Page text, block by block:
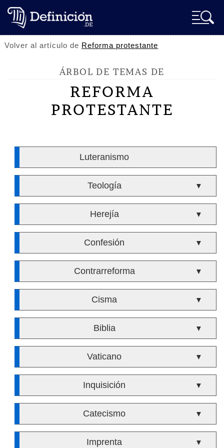
Volver al artículo de Reforma protestante
ÁRBOL DE TEMAS DE
REFORMA
PROTESTANTE
Luteranismo
Teología ▼
Herejía ▼
Confesión ▼
Contrarreforma ▼
Cisma ▼
Biblia ▼
Vaticano ▼
Inquisición ▼
Catecismo ▼
Imprenta ▼